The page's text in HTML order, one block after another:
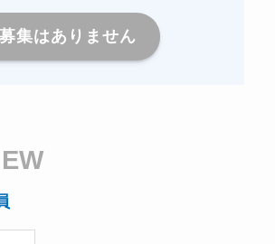
集はありません